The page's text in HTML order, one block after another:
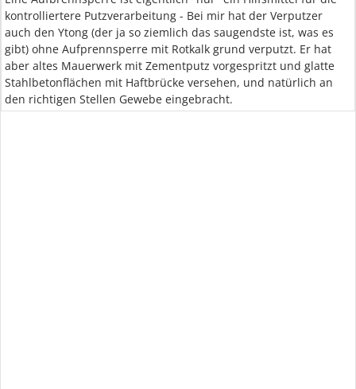
kontrolliertere Putzverarbeitung - Bei mir hat der Verputzer
auch den Ytong (der ja so ziemlich das saugendste ist, was es
gibt) ohne Aufprennsperre mit Rotkalk grund verputzt. Er hat
aber altes Mauerwerk mit Zementputz vorgespritzt und glatte
Stahlbetonflächen mit Haftbrücke versehen, und natürlich an
den richtigen Stellen Gewebe eingebracht.